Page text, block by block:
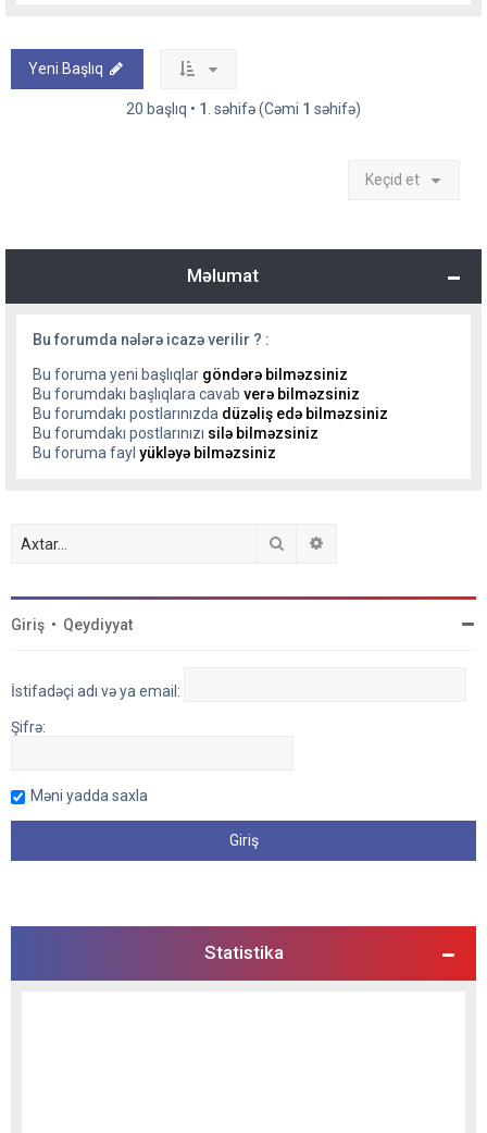
Yeni Başlıq
20 başlıq • 1 . səhifə (Cəmi 1 səhifə)
Keçid et
Məlumat
Bu forumda nələrə icazə verilir ? :
Bu foruma yeni başlıqlar göndərə bilməzsiniz
Bu forumdakı başlıqlara cavab verə bilməzsiniz
Bu forumdakı postlarınızda düzəliş edə bilməzsiniz
Bu forumdakı postlarınızı silə bilməzsiniz
Bu foruma fayl yükləyə bilməzsiniz
Axtar
Giriş • Qeydiyyat
İstifadəçi adı və ya email:
Şifrə:
Məni yadda saxla
Statistika